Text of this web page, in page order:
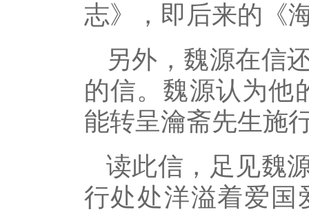
志》，即后来的《
另外，魏源在信
的信。魏源认为他
能转呈瀹斋先生施
读此信，足见魏
行处处洋溢着爱国